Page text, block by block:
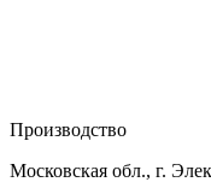
Производство
Московская обл., г.